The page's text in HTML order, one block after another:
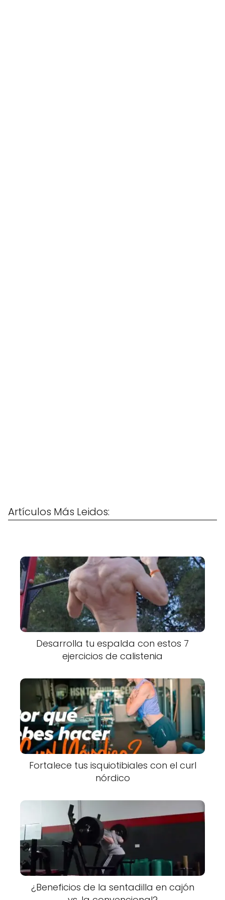
Artículos Más Leidos:
Desarrolla tu espalda con estos 7
ejercicios de calistenia
Fortalece tus isquiotibiales con el curl
nórdico
¿Beneficios de la sentadilla en cajón